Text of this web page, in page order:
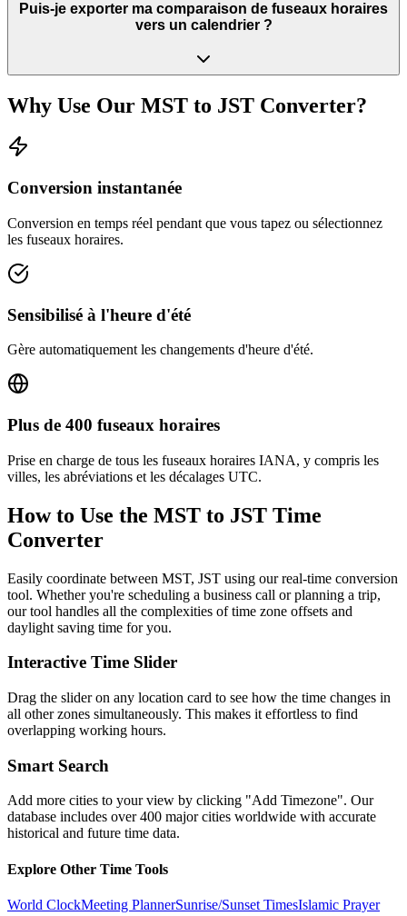
Puis-je exporter ma comparaison de fuseaux horaires
vers un calendrier ?
Why Use Our MST to JST Converter?
Conversion instantanée
Conversion en temps réel pendant que vous tapez ou sélectionnez
les fuseaux horaires.
Sensibilisé à l'heure d'été
Gère automatiquement les changements d'heure d'été.
Plus de 400 fuseaux horaires
Prise en charge de tous les fuseaux horaires IANA, y compris les
villes, les abréviations et les décalages UTC.
How to Use the MST to JST Time
Converter
Easily coordinate between MST, JST using our real-time conversion
tool. Whether you're scheduling a business call or planning a trip,
our tool handles all the complexities of time zone offsets and
daylight saving time for you.
Interactive Time Slider
Drag the slider on any location card to see how the time changes in
all other zones simultaneously. This makes it effortless to find
overlapping working hours.
Smart Search
Add more cities to your view by clicking "Add Timezone". Our
database includes over 400 major cities worldwide with accurate
historical and future time data.
Explore Other Time Tools
World ClockMeeting PlannerSunrise/Sunset TimesIslamic Prayer